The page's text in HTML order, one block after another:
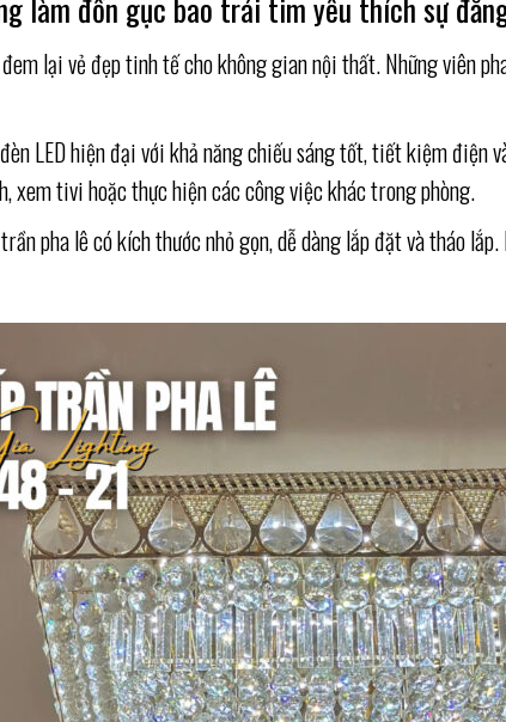
lại vẻ đẹp tinh tế cho không gian nội thất. Những viên
LED hiện đại với khả năng chiếu sáng tốt, tiết kiệm điện
xem tivi hoặc thực hiện các công việc khác trong phòng.
pha lê có kích thước nhỏ gọn, dễ dàng lắp đặt và tháo